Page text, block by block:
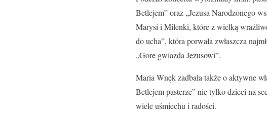
Betlejem” oraz „Jezusa Narodzonego
Marysi i Milenki, które z wielką
do ucha”, która porwała zwłaszcza
„Gore gwiazda Jezusowi”.
Maria Wnęk zadbała także o aktywne
Betlejem pasterze” nie tylko dzieci na
wiele uśmiechu i radości.